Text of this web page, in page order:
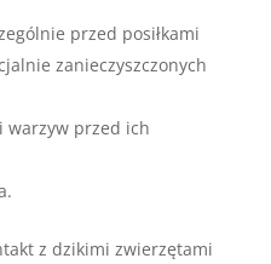
przed posiłkami
zanieczyszczonych
warzyw przed ich
z dzikimi zwierzętami